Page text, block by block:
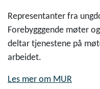
Representanter fra
Forebygggende møter
deltar tjenestene på
arbeidet.
Les mer om MUR